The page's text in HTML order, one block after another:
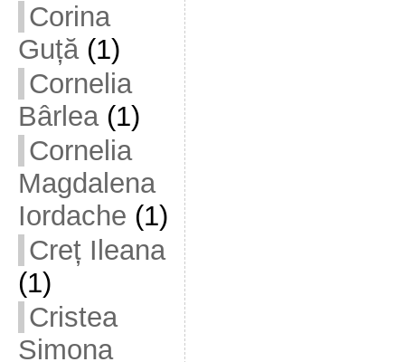
Corina
Guță(1)
Cornelia
Bârlea(1)
Cornelia
Magdalena
Iordache (1)
Creț Ileana
(1)
Cristea
Simona